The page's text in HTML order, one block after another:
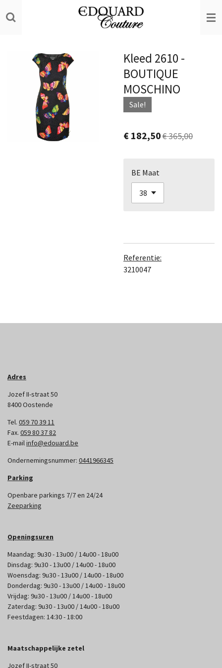
direct
hoofdinhoud
Kleed 2610 -
BOUTIQUE
MOSCHINO
Sale!
€ 182,50€ 365,00
BE Maat
Referentie:
3210047
Adres
Jozef II-straat 50
8400 Oostende
Tel. 059 70 39 11
Fax. 059 80 37 82
E-mailinfo@edouard.be
Ondernemingsnummer: 0441966345
Parking
Openbare parkings 7/7 en 24/24
Zeeparking
Openingsuren
Maandag: 9u30 - 13u00 / 14u00 - 18u00
Dinsdag: 9u30 - 13u00 / 14u00 - 18u00
Woensdag: 9u30 - 13u00 / 14u00 - 18u00
Donderdag: 9u30 - 13u00 / 14u00 - 18u00
Vrijdag: 9u30 - 13u00 / 14u00 - 18u00
Zaterdag: 9u30 - 13u00 / 14u00 - 18u00
Feestdagen: 14:30 - 18:00
Maatschappelijke zetel
Jozef II-straat 50